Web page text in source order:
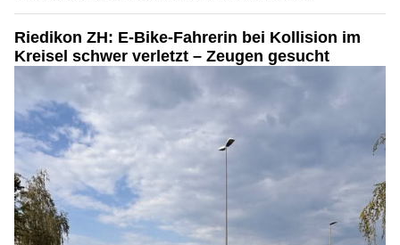
Riedikon ZH: E-Bike-Fahrerin bei Kollision im
Kreisel schwer verletzt – Zeugen gesucht